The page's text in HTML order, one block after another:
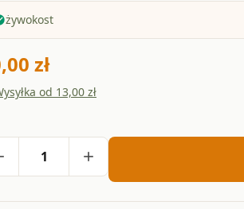
żywokost
zł
od 13,00 zł
add